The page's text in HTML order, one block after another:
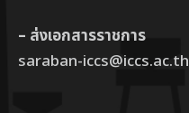
– ส่งเอกสารราชการ
saraban-iccs@iccs.ac.th